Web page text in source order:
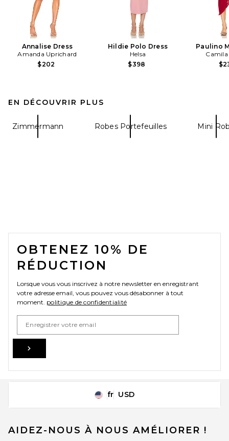
Annalise Dress
Amanda Uprichard
$202
Hildie Polo Dress
Helsa
$398
Paulino
Camila
EN DÉCOUVRIR PLUS
Zimmermann Robes Portefeuilles Mini
FOOTER
OBTENEZ 10% DE
RÉDUCTION
Lorsque vous vous inscrivez à notre newsletter en enregistrant
votre adresse email, vous pouvez vous désabonner à tout
moment. politique de confidentialité
Change Country Regions
fr USD
AIDEZ-NOUS À NOUS AMÉLIORER !